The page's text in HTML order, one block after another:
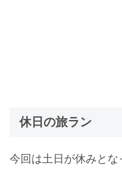
休日の旅ラン
今回は土日が休みと